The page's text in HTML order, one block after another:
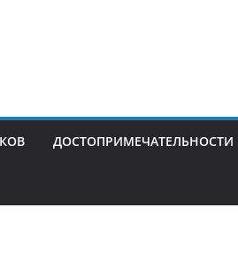
ДОСТОПРИМЕЧАТЕЛЬНОСТИ